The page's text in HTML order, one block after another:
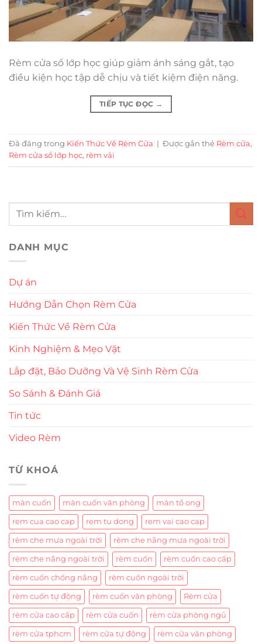
Rèm cửa sổ lớp học giúp giảm ánh sáng gắt, tạo
điều kiện học tập dễ chịu và tiết kiệm điện năng.
TIẾP TỤC ĐỌC →
Đã đăng trong Kiến Thức Về Rèm Cửa | Được gắn thẻ Rèm cửa,
Rèm cửa sổ lớp học, rèm vải
DANH MỤC
Dự án
Hướng Dẫn Chọn Rèm Cửa
Kiến Thức Về Rèm Cửa
Kinh Nghiệm & Mẹo Vặt
Lắp đặt, Bảo Dưỡng Và Vệ Sinh Rèm Cửa
So Sánh & Đánh Giá
Tin tức
Video Rèm
TỪ KHOÁ
màn cuốn màn cuốn văn phòng màn tổ ong
rem cua cao cap rem tu dong rem vai cao cap
rèm che mưa ngoài trời rèm che nắng mưa ngoài trời
rèm che nắng ngoài trời rèm cuốn rèm cuốn cao cấp
rèm cuốn chống nắng rèm cuốn ngoài trời
rèm cuốn tự động rèm cuốn văn phòng Rèm cửa
rèm cửa cao cấp rèm cửa cuốn rèm cửa phòng ngủ
rèm cửa tphcm rèm cửa tự động rèm cửa văn phòng